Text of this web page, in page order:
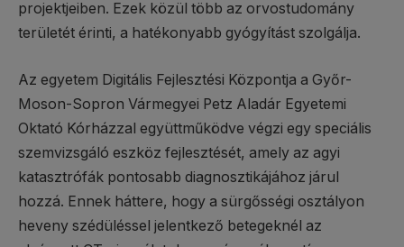
projektjeiben. Ezek közül több az orvostudomány
területét érinti, a hatékonyabb gyógyítást szolgálja.
Az egyetem Digitális Fejlesztési Központja a Győr-
Moson-Sopron Vármegyei Petz Aladár Egyetemi
Oktató Kórházzal együttműködve végzi egy speciális
szemvizsgáló eszköz fejlesztését, amely az agyi
katasztrófák pontosabb diagnosztikájához járul
hozzá. Ennek háttere, hogy a sürgősségi osztályon
heveny szédüléssel jelentkező betegeknél az